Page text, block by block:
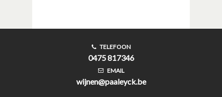
TELEFOON
0475 817346
EMAIL
wijnen@paaleyck.be